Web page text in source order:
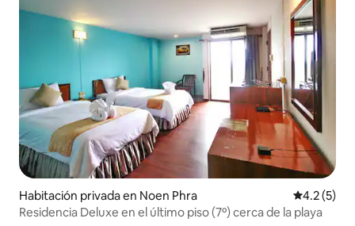
Habitación privada en Noen Phra
4.2 (5)
Residencia Deluxe en el último piso (7º) cerca de la playa